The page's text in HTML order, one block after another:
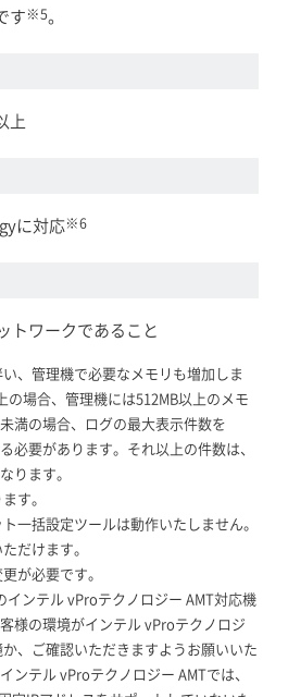
す※5。
上
に対応※6
トワークであること
、管理機で必要なメモリも増加しま
の場合、管理機には512MB以上のメモ
満の場合、ログの最大表示件数を
必要があります。それ以上の件数は、
ります。
す。
一括設定ツールは動作いたしません。
だけます。
が必要です。
インテル vProテクノロジー AMT対応機
様の環境がインテル vProテクノロジ
、ご確認いただきますようお願いいた
ンテル vProテクノロジー AMTでは、